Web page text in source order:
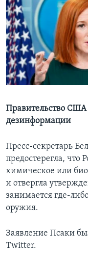
Learning English
СОЦИАЛЬНЫЕ СЕТИ
Правительство
дезинформации
Пресс-секретарь
предостерегла, что
химическое или
и отвергла
занимается где-
оружия.
Заявление Псаки
Twitter.